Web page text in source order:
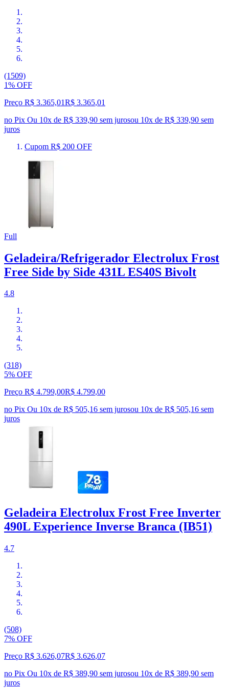
(1509)
1% OFF
Preço R$ 3.365,01R$ 3.365,01
no Pix Ou 10x de R$ 339,90 sem jurosou 10x de R$ 339,90 sem
juros
Cupom R$ 200 OFF
Full
Geladeira/Refrigerador Electrolux Frost
Free Side by Side 431L ES40S Bivolt
4.8
(318)
5% OFF
Preço R$ 4.799,00R$ 4.799,00
no Pix Ou 10x de R$ 505,16 sem jurosou 10x de R$ 505,16 sem
juros
Geladeira Electrolux Frost Free Inverter
490L Experience Inverse Branca (IB51)
4.7
(508)
7% OFF
Preço R$ 3.626,07R$ 3.626,07
no Pix Ou 10x de R$ 389,90 sem jurosou 10x de R$ 389,90 sem
juros